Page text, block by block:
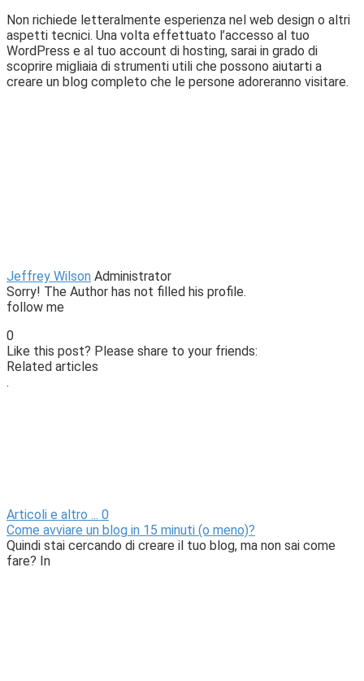
Non richiede letteralmente esperienza nel web design o altri
aspetti tecnici. Una volta effettuato l’accesso al tuo
WordPress e al tuo account di hosting, sarai in grado di
scoprire migliaia di strumenti utili che possono aiutarti a
creare un blog completo che le persone adoreranno visitare.
Jeffrey Wilson Administrator
Sorry! The Author has not filled his profile.
follow me
0
Like this post? Please share to your friends:
Related articles
.
Articoli e altro ... 0
Come avviare un blog in 15 minuti (o meno)?
Quindi stai cercando di creare il tuo blog, ma non sai come
fare? In